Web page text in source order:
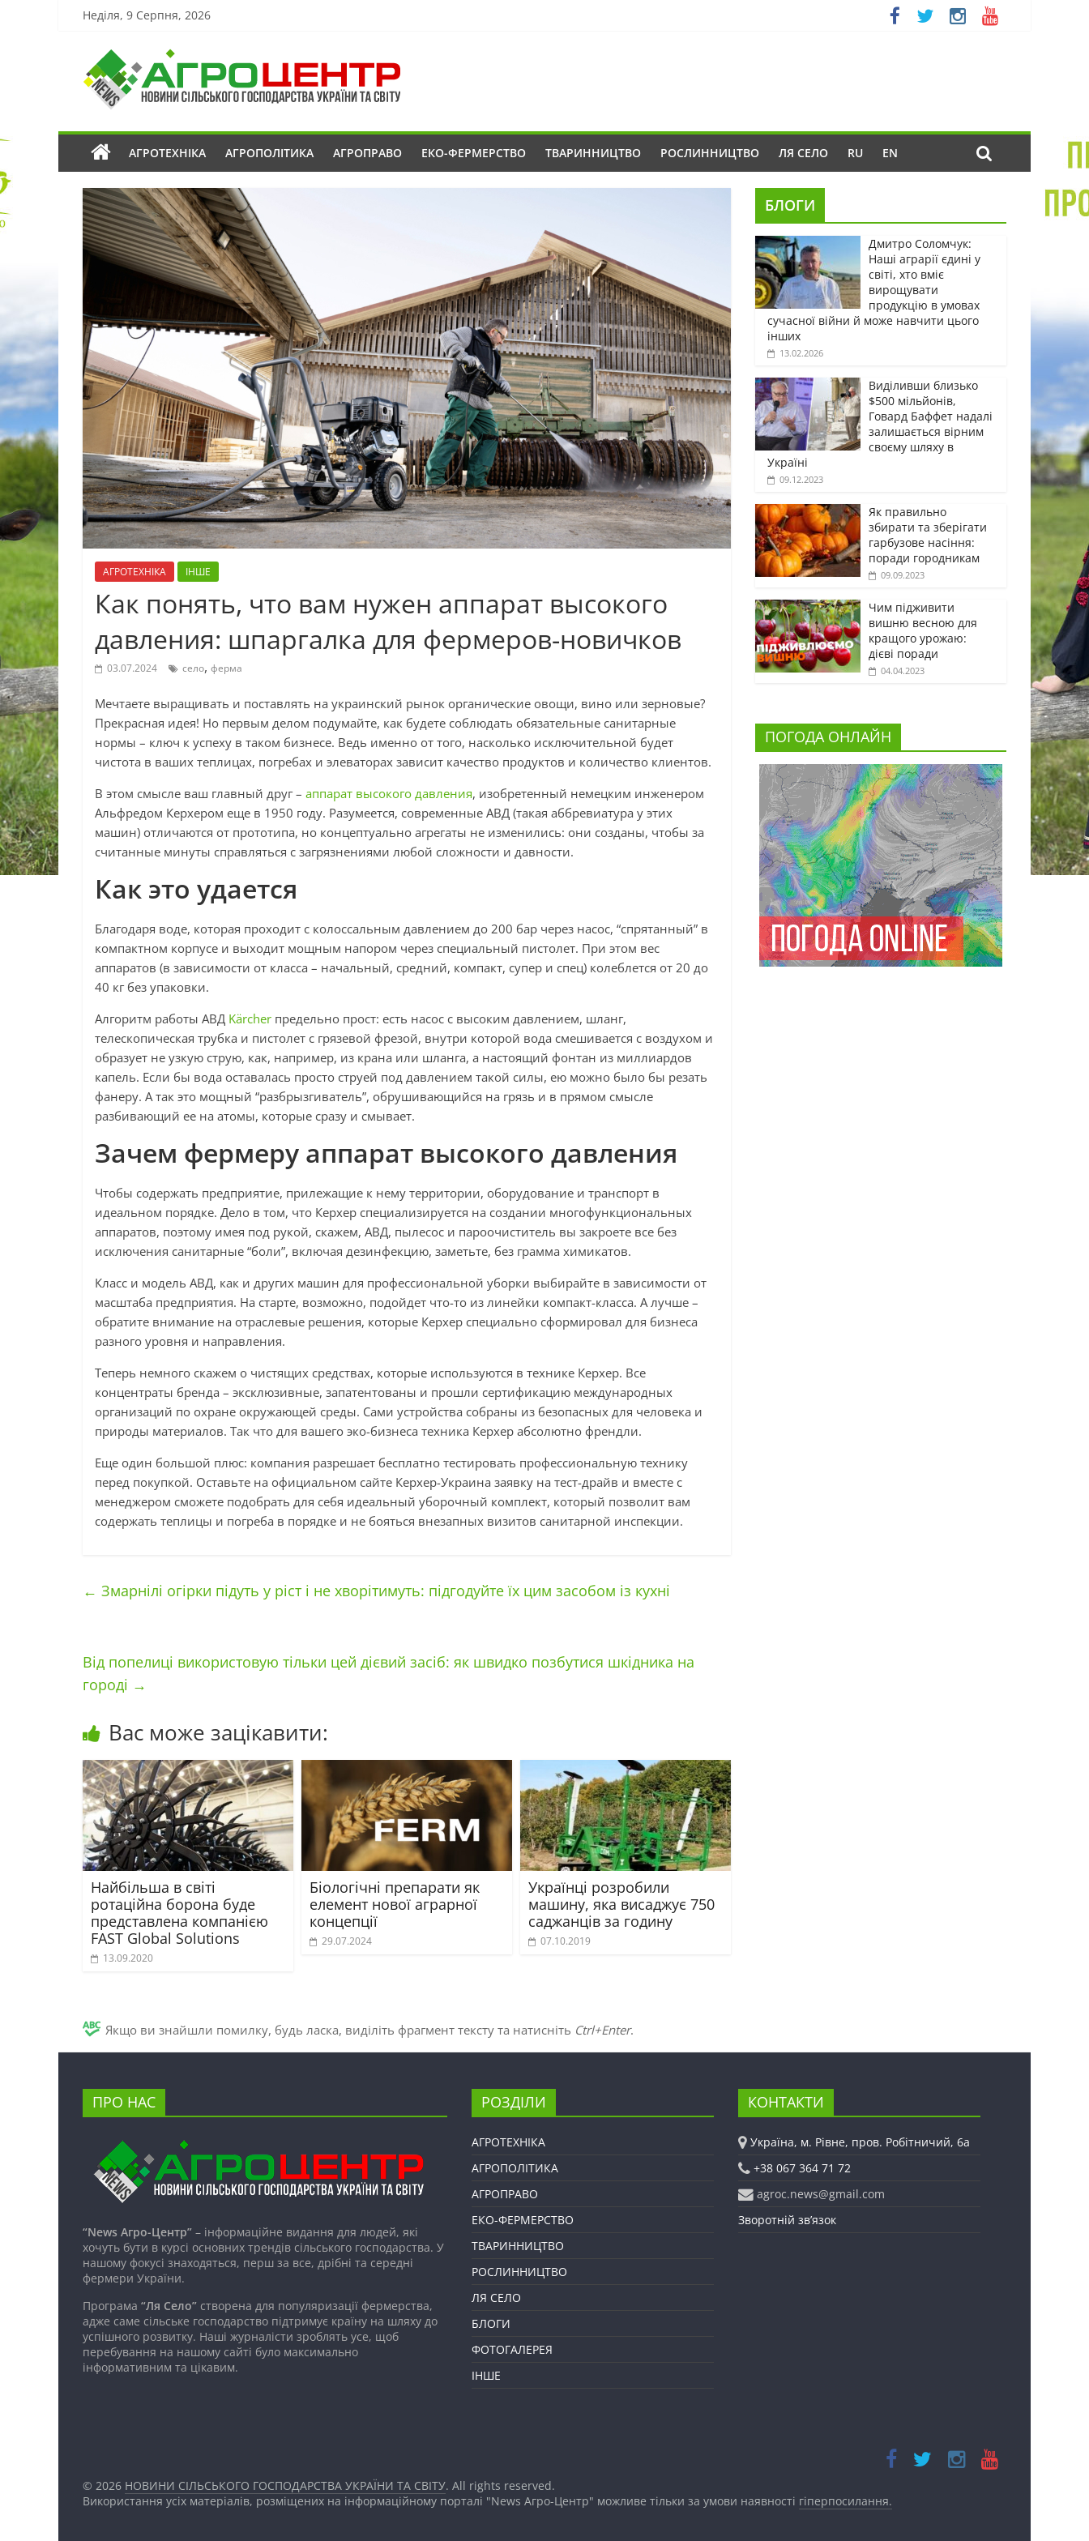
Неділя, 9 Серпня, 2026
АГРОТЕХНІКА АГРОПОЛІТИКА АГРОПРАВО ЕКО-ФЕРМЕРСТВО ТВАРИННИЦТВО РОСЛИННИЦТВО ЛЯ СЕЛО RU EN
АГРОТЕХНІКА ІНШЕ
Как понять, что вам нужен аппарат высокого
давления: шпаргалка для фермеров-новичков
03.07.2024 село, ферма
Мечтаете выращивать и поставлять на украинский рынок органические овощи, вино или зерновые?
Прекрасная идея! Но первым делом подумайте, как будете соблюдать обязательные санитарные
нормы – ключ к успеху в таком бизнесе. Ведь именно от того, насколько исключительной будет
чистота в ваших теплицах, погребах и элеваторах зависит качество продуктов и количество клиентов.
В этом смысле ваш главный друг – аппарат высокого давления, изобретенный немецким инженером
Альфредом Керхером еще в 1950 году. Разумеется, современные АВД (такая аббревиатура у этих
машин) отличаются от прототипа, но концептуально агрегаты не изменились: они созданы, чтобы за
считанные минуты справляться с загрязнениями любой сложности и давности.
Как это удается
Благодаря воде, которая проходит с колоссальным давлением до 200 бар через насос, “спрятанный” в
компактном корпусе и выходит мощным напором через специальный пистолет. При этом вес
аппаратов (в зависимости от класса – начальный, средний, компакт, супер и спец) колеблется от 20 до
40 кг без упаковки.
Алгоритм работы АВД Kärcher предельно прост: есть насос с высоким давлением, шланг,
телескопическая трубка и пистолет с грязевой фрезой, внутри которой вода смешивается с воздухом и
образует не узкую струю, как, например, из крана или шланга, а настоящий фонтан из миллиардов
капель. Если бы вода оставалась просто струей под давлением такой силы, ею можно было бы резать
фанеру. А так это мощный “разбрызгиватель”, обрушивающийся на грязь и в прямом смысле
разбивающий ее на атомы, которые сразу и смывает.
Зачем фермеру аппарат высокого давления
Чтобы содержать предприятие, прилежащие к нему территории, оборудование и транспорт в
идеальном порядке. Дело в том, что Керхер специализируется на создании многофункциональных
аппаратов, поэтому имея под рукой, скажем, АВД, пылесос и пароочиститель вы закроете все без
исключения санитарные “боли”, включая дезинфекцию, заметьте, без грамма химикатов.
Класс и модель АВД, как и других машин для профессиональной уборки выбирайте в зависимости от
масштаба предприятия. На старте, возможно, подойдет что-то из линейки компакт-класса. А лучше –
обратите внимание на отраслевые решения, которые Керхер специально сформировал для бизнеса
разного уровня и направления.
Теперь немного скажем о чистящих средствах, которые используются в технике Керхер. Все
концентраты бренда – эксклюзивные, запатентованы и прошли сертификацию международных
организаций по охране окружающей среды. Сами устройства собраны из безопасных для человека и
природы материалов. Так что для вашего эко-бизнеса техника Керхер абсолютно френдли.
Еще один большой плюс: компания разрешает бесплатно тестировать профессиональную технику
перед покупкой. Оставьте на официальном сайте Керхер-Украина заявку на тест-драйв и вместе с
менеджером сможете подобрать для себя идеальный уборочный комплект, который позволит вам
содержать теплицы и погреба в порядке и не бояться внезапных визитов санитарной инспекции.
← Змарнілі огірки підуть у ріст і не хворітимуть: підгодуйте їх цим засобом із кухні
Від попелиці використовую тільки цей дієвий засіб: як швидко позбутися шкідника на
городі →
Вас може зацікавити:
Найбільша в світі
ротаційна борона буде
представлена компанією
FAST Global Solutions
13.09.2020
Біологічні препарати як
елемент нової аграрної
концепції
29.07.2024
Українці розробили
машину, яка висаджує 750
саджанців за годину
07.10.2019
БЛОГИ
Дмитро Соломчук:
Наші аграрії єдині у
світі, хто вміє
вирощувати
продукцію в умовах
сучасної війни й може навчити цього
інших
13.02.2026
Виділивши близько
$500 мільйонів,
Говард Баффет надалі
залишається вірним
своєму шляху в
Україні
09.12.2023
Як правильно
збирати та зберігати
гарбузове насіння:
поради городникам
09.09.2023
Чим підживити
вишню весною для
кращого урожаю:
дієві поради
04.04.2023
ПОГОДА ОНЛАЙН
Якщо ви знайшли помилку, будь ласка, виділіть фрагмент тексту та натисніть Ctrl+Enter.
ПРО НАС
“News Агро-Центр” – інформаційне видання для людей, які
хочуть бути в курсі основних трендів сільського господарства. У
нашому фокусі знаходяться, перш за все, дрібні та середні
фермери України.
Програма “Ля Село” створена для популяризації фермерства,
адже саме сільське господарство підтримує країну на шляху до
успішного розвитку. Наші журналісти зроблять усе, щоб
перебування на нашому сайті було максимально
інформативним та цікавим.
РОЗДІЛИ
АГРОТЕХНІКА
АГРОПОЛІТИКА
АГРОПРАВО
ЕКО-ФЕРМЕРСТВО
ТВАРИННИЦТВО
РОСЛИННИЦТВО
ЛЯ СЕЛО
БЛОГИ
ФОТОГАЛЕРЕЯ
ІНШЕ
КОНТАКТИ
Україна, м. Рівне, пров. Робітничий, 6а
+38 067 364 71 72
agroc.news@gmail.com
Зворотній зв’язок
© 2026 НОВИНИ СІЛЬСЬКОГО ГОСПОДАРСТВА УКРАЇНИ ТА СВІТУ. All rights reserved.
Використання усіх матеріалів, розміщених на інформаційному порталі "News Агро-Центр" можливе тільки за умови наявності гіперпосилання.